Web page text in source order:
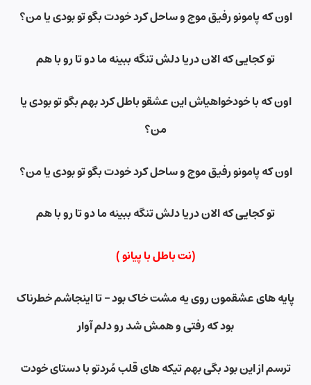
اون که پامونو رفیق موج و ساحل کرد خودت بگو تو بودی یا من؟
تو کجایی که الان دریا دلش تنگه ببینه ما دو تا رو با هم
اون که با خودخواهیاش این عشقو باطل کرد بهم بگو تو بودی یا
من؟
اون که پامونو رفیق موج و ساحل کرد خودت بگو تو بودی یا من؟
تو کجایی که الان دریا دلش تنگه ببینه ما دو تا رو با هم
(نت باطلبا پیانو )
پایه های عشقمون روی یه مشت خاک بود – تا اینجاشم خطرناک
بود که رفتی و همش شد رو دلم آوار
ترسم از این بود بگی بهم تیکه های قلب مُردتو با دستای خودت